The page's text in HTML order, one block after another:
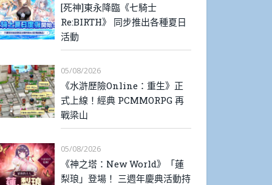
[死神]東永降臨《七騎士
Re:BIRTH》 同步推出各種夏日
活動
05/08/2026
《水滸歷險Online：重生》正
式上線！經典 PCMMORPG 再
戰梁山
05/08/2026
《神之塔：New World》「蓮
梨琅」登場！ 三週年慶典活動持